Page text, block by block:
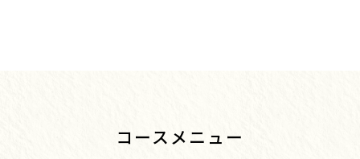
コースメニュー